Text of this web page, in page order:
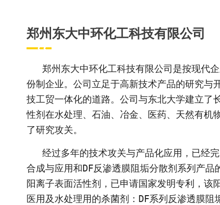
郑州东大中环化工科技有限公司
郑州东大中环化工科技有限公司是按现代
份制企业。公司立足于高新技术产品的研究与
技工贸一体化的道路。公司与东北大学建立了
性剂在水处理、石油、冶金、医药、天然有机
了研究攻关。
经过多年的技术攻关与产品化应用，已经
合成与应用和 DF反渗透膜阻垢分散剂系列产品
阳离子表面活性剂，已申请国家发明专利，该
医用及水处理用的杀菌剂： DF系列反渗透膜阻